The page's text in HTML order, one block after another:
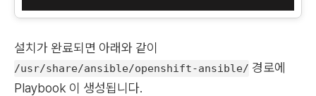
설치가 완료되면 아래와 같이
/usr/share/ansible/openshift-ansible/ 경로에
Playbook 이 생성됩니다.